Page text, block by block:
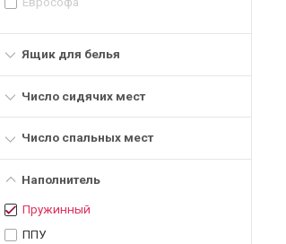
Ящик для белья
Число сидячих мест
Число спальных мест
Наполнитель
Пружинный
ППУ